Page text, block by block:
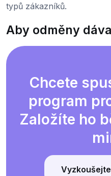
typů zákazníků.
Aby odměny
Chcete
program
Založíte ho